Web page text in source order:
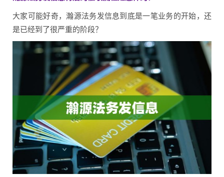
大家可能好奇，瀚源法务发信息到底是一笔业务的开始，还
是已经到了很严重的阶段？